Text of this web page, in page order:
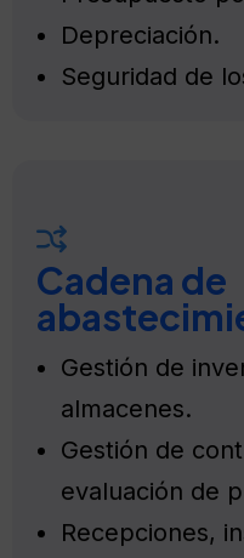
Depreciación.
Seguridad de
Cadena de
Gestión de
almacenes.
Gestión de
evaluación de
Recepciones,